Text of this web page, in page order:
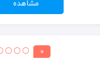
مشاهده
0